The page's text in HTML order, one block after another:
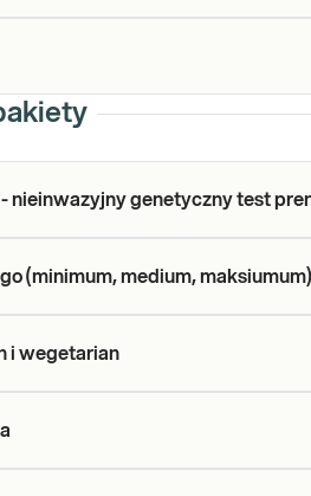
- nieinwazyjny genetyczny test
(minimum, medium, maksiumum)
i wegetarian